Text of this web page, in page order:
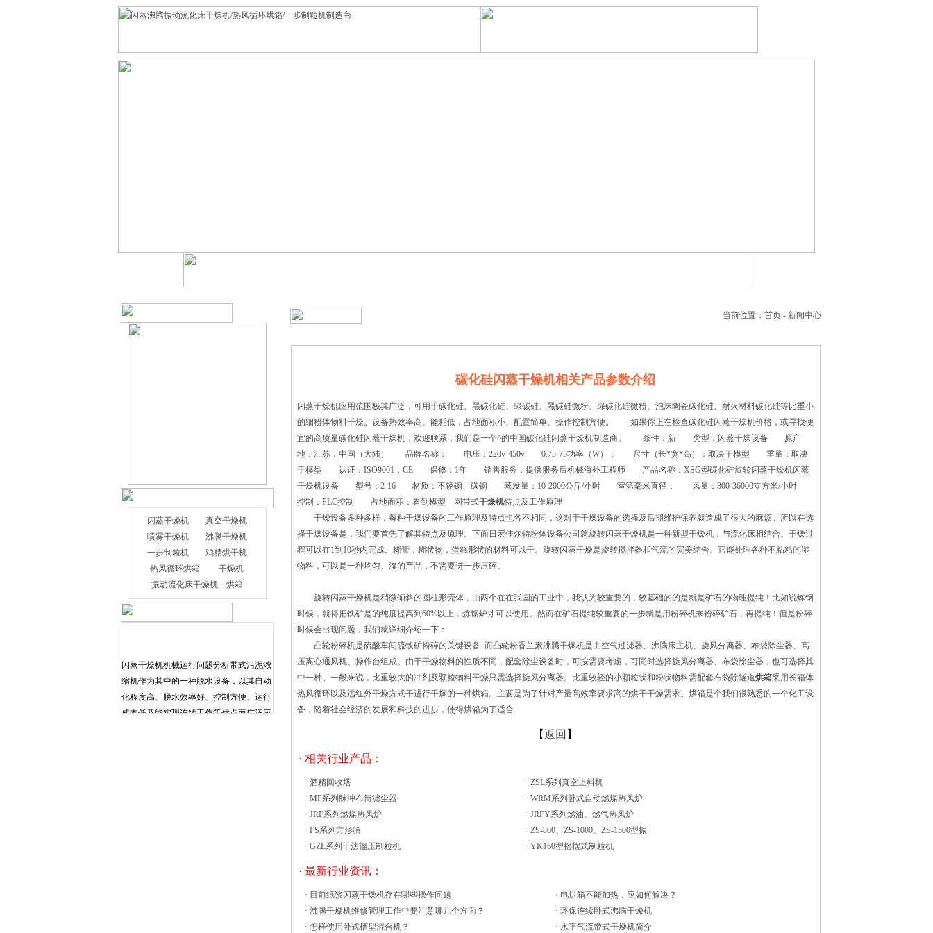
闪蒸干燥机
真空干燥机
喷雾干燥机
沸腾干燥机
一步制粒机
鸡精烘干机
热风循环烘箱
干燥机
振动流化床干燥机
烘箱
闪蒸干燥机机械运行问题分析带式污泥浓
缩机作为其中的一种脱水设备，以其自动
化程度高、脱水效率好、控制方便、运行
成本低及能实现连续工作等优点而广泛应
当前位置： 首页- 新闻中心
碳化硅闪蒸干燥机相关产品参数介绍
闪蒸干燥机应用范围极其广泛，可用于碳化硅、黑碳化硅、绿碳硅、黑碳硅微粉、绿碳化硅微粉、泡沫陶瓷碳化硅、耐火材料碳化硅等比重小
的细粉体物料干燥。设备热效率高、能耗低，占地面积小、配置简单、操作控制方便。 如果你正在检查碳化硅闪蒸干燥机价格，或寻找便
宜的高质量碳化硅闪蒸干燥机，欢迎联系，我们是一个^的中国碳化硅闪蒸干燥机制造商。 条件：新 类型：闪蒸干燥设备 原产
地：江苏，中国（大陆） 品牌名称： 电压：220v-450v 0.75-75功率（W）： 尺寸（长*宽*高）：取决于模型 重量：取决
于模型 认证：ISO9001，CE 保修：1年 销售服务：提供服务后机械海外工程师 产品名称：XSG型碳化硅旋转闪蒸干燥机闪蒸
干燥机设备 型号：2-16 材质：不锈钢、碳钢 蒸发量：10-2000公斤/小时 室第毫米直径： 风量：300-36000立方米/小时
控制：PLC控制 占地面积：看到模型 网带式干燥机特点及工作原理
干燥设备多种多样，每种干燥设备的工作原理及特点也各不相同，这对于干燥设备的选择及后期维护保养就造成了很大的麻烦。所以在选
择干燥设备是，我们要首先了解其特点及原理。下面日宏佳尔特粉体设备公司就旋转闪蒸干燥机是一种新型干燥机，与流化床相结合。干燥过
程可以在1到10秒内完成。糊膏，糊状物，蛋糕形状的材料可以干。旋转闪蒸干燥是旋转搅拌器和气流的完美结合。它能处理各种不粘粘的湿
物料，可以是一种均匀、湿的产品，不需要进一步压碎。
旋转闪蒸干燥机是稍微倾斜的圆柱形壳体，由两个在在我国的工业中，我认为较重要的，较基础的的是就是矿石的物理提纯！比如说炼钢
时候，就得把铁矿是的纯度提高到60%以上，炼钢炉才可以使用。然而在矿石提纯较重要的一步就是用粉碎机来粉碎矿石，再提纯！但是粉碎
时候会出现问题，我们就详细介绍一下：
凸轮粉碎机是硫酸车间硫铁矿粉碎的关键设备. 而凸轮粉香兰素沸腾干燥机是由空气过滤器、沸腾床主机、旋风分离器、布袋除尘器、高
压离心通风机、操作台组成。由于干燥物料的性质不同，配套除尘设备时，可按需要考虑，可同时选择旋风分离器、布袋除尘器，也可选择其
中一种。一般来说，比重较大的冲剂及颗粒物料干燥只需选择旋风分离器。比重较轻的小颗粒状和粉状物料需配套布袋除隧道烘箱采用长箱体
热风循环以及远红外干燥方式干进行干燥的一种烘箱。主要是为了针对产量高效率要求高的烘干干燥需求。 烘箱是个我们很熟悉的一个化工设
备，随着社会经济的发展和科技的进步，使得烘箱为了适合
【返回 】
· 相关行业产品：
· 酒精回收塔 · ZSL系列真空上料机
· MF系列脉冲布筒滤尘器 · WRM系列卧式自动燃煤热风炉
· JRF系列燃煤热风炉 · JRFY系列燃油、燃气热风炉
· FS系列方形筛 · ZS-800、ZS-1000、ZS-1500型振
· GZL系列干法辊压制粒机 · YK160型摇摆式制粒机
· 最新行业资讯：
· 目前纸浆闪蒸干燥机存在哪些操作问题 · 电烘箱不能加热，应如何解决？
· 沸腾干燥机维修管理工作中要注意哪几个方面？ · 环保连续卧式沸腾干燥机
· 怎样使用卧式槽型混合机？ · 水平气流带式干燥机简介